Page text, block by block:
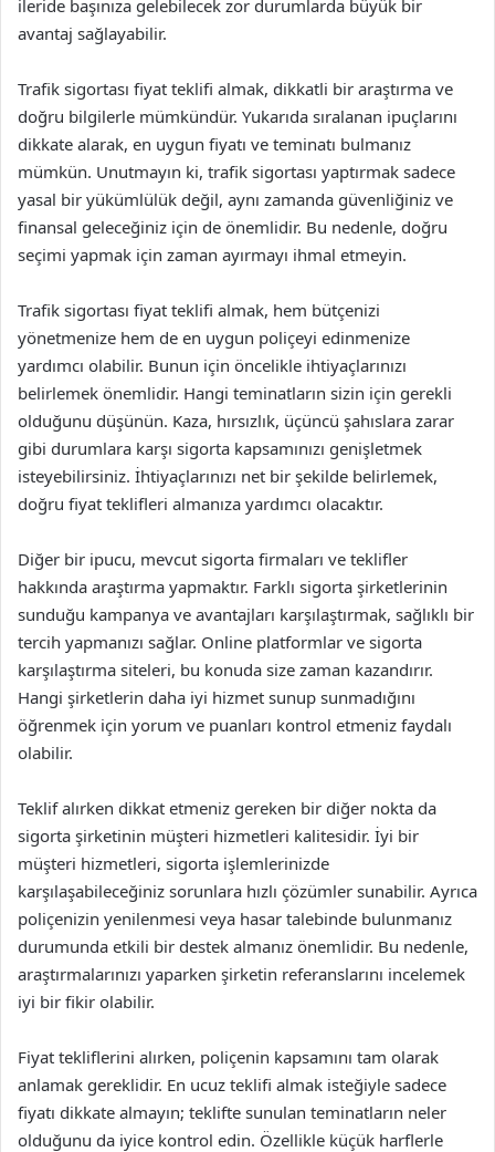
ileride başınıza gelebilecek zor durumlarda büyük bir
avantaj sağlayabilir.
Trafik sigortası fiyat teklifi almak, dikkatli bir araştırma ve
doğru bilgilerle mümkündür. Yukarıda sıralanan ipuçlarını
dikkate alarak, en uygun fiyatı ve teminatı bulmanız
mümkün. Unutmayın ki, trafik sigortası yaptırmak sadece
yasal bir yükümlülük değil, aynı zamanda güvenliğiniz ve
finansal geleceğiniz için de önemlidir. Bu nedenle, doğru
seçimi yapmak için zaman ayırmayı ihmal etmeyin.
Trafik sigortası fiyat teklifi almak, hem bütçenizi
yönetmenize hem de en uygun poliçeyi edinmenize
yardımcı olabilir. Bunun için öncelikle ihtiyaçlarınızı
belirlemek önemlidir. Hangi teminatların sizin için gerekli
olduğunu düşünün. Kaza, hırsızlık, üçüncü şahıslara zarar
gibi durumlara karşı sigorta kapsamınızı genişletmek
isteyebilirsiniz. İhtiyaçlarınızı net bir şekilde belirlemek,
doğru fiyat teklifleri almanıza yardımcı olacaktır.
Diğer bir ipucu, mevcut sigorta firmaları ve teklifler
hakkında araştırma yapmaktır. Farklı sigorta şirketlerinin
sunduğu kampanya ve avantajları karşılaştırmak, sağlıklı bir
tercih yapmanızı sağlar. Online platformlar ve sigorta
karşılaştırma siteleri, bu konuda size zaman kazandırır.
Hangi şirketlerin daha iyi hizmet sunup sunmadığını
öğrenmek için yorum ve puanları kontrol etmeniz faydalı
olabilir.
Teklif alırken dikkat etmeniz gereken bir diğer nokta da
sigorta şirketinin müşteri hizmetleri kalitesidir. İyi bir
müşteri hizmetleri, sigorta işlemlerinizde
karşılaşabileceğiniz sorunlara hızlı çözümler sunabilir. Ayrıca
poliçenizin yenilenmesi veya hasar talebinde bulunmanız
durumunda etkili bir destek almanız önemlidir. Bu nedenle,
araştırmalarınızı yaparken şirketin referanslarını incelemek
iyi bir fikir olabilir.
Fiyat tekliflerini alırken, poliçenin kapsamını tam olarak
anlamak gereklidir. En ucuz teklifi almak isteğiyle sadece
fiyatı dikkate almayın; teklifte sunulan teminatların neler
olduğunu da iyice kontrol edin. Özellikle küçük harflerle